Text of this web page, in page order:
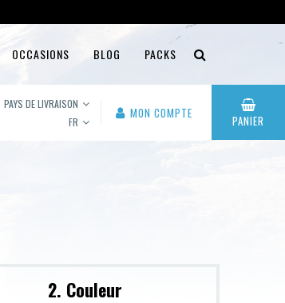
OCCASIONS BLOG PACKS
PAYS DE LIVRAISON
FR
MON COMPTE PANIER
2. Couleur